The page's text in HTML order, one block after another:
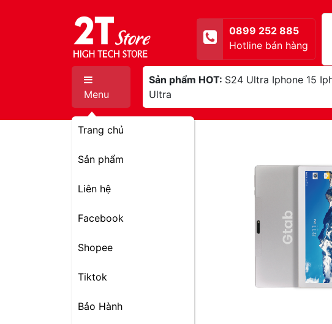
0899 252 885
Hotline bán hàng
Menu
Trang chủ
Sản phẩm
Liên hệ
Facebook
Shopee
Tiktok
Bảo Hành
Sản phẩm HOT: S24 Ultra Iphone 15
Ultra